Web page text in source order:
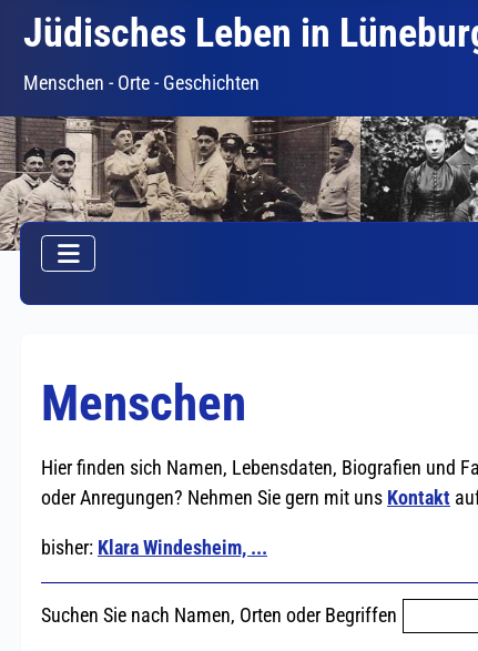
Jüdisches Leben in
Menschen - Orte - Geschichten